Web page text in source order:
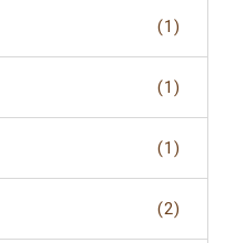
(1)
(1)
(1)
(2)